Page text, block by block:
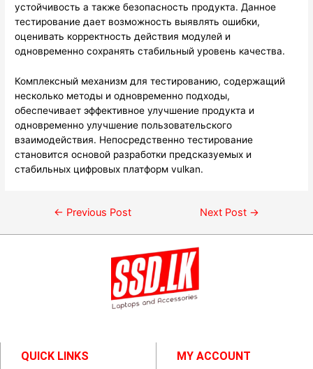
устойчивость а также безопасность продукта. Данное
тестирование дает возможность выявлять ошибки,
оценивать корректность действия модулей и
одновременно сохранять стабильный уровень качества.
Комплексный механизм для тестированию, содержащий
несколько методы и одновременно подходы,
обеспечивает эффективное улучшение продукта и
одновременно улучшение пользовательского
взаимодействия. Непосредственно тестирование
становится основой разработки предсказуемых и
стабильных цифровых платформ vulkan.
← Previous Post Next Post →
QUICK LINKS MY ACCOUNT